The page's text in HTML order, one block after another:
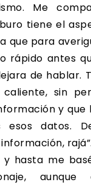
Me
tiene el
que para
rápido antes
de hablar.
sin
y que
esos datos.
y hasta me
aunque